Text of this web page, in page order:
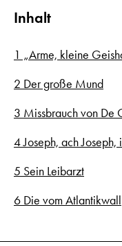
Inhalt
1 „Arme, kleine
2 Der große Mund
3 Missbrauch von De
4 Joseph, ach Joseph,
5 Sein Leibarzt
6 Die vom Atlantikwall